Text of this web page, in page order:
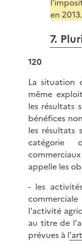
en 2013.
7.
120
La situation
même
les résultats
bénéfices
les résultats
catégorie
appelle les
- les
l'activité
au titre de
prévues à l